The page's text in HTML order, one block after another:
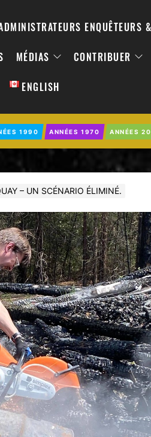
ENQUÊTEURS
MÉDIAS CONTRIBUER
ENGLISH
1990 ANNÉES 1970 ANNÉES
– UN SCÉNARIO ÉLIMINÉ.